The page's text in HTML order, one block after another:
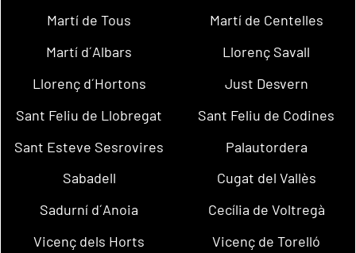
Martí de Tous
Martí de Centelles
Martí d´Albars
Llorenç Savall
Llorenç d´Hortons
Just Desvern
Sant Feliu de Llobregat
Sant Feliu de Codines
Sant Esteve Sesrovires
Palautordera
Sabadell
Cugat del Vallès
Sadurní d´Anoia
Cecília de Voltregà
Vicenç dels Horts
Vicenç de Torelló